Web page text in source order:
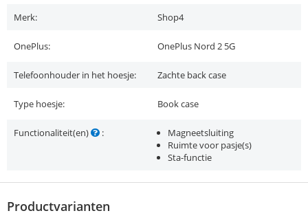
Merk: Shop4
OnePlus: OnePlus Nord 2 5G
Telefoonhouder in het hoesje: Zachte back case
Type hoesje: Book case
Functionaliteit(en) :
Magneetsluiting
Ruimte voor pasje(s)
Sta-functie
Productvarianten